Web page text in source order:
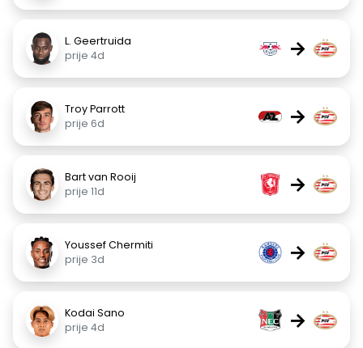
L. Geertruida
prije 4d
→
Troy Parrott
prije 6d
→
Bart van Rooij
prije 11d
→
Youssef Chermiti
prije 3d
→
Kodai Sano
prije 4d
→